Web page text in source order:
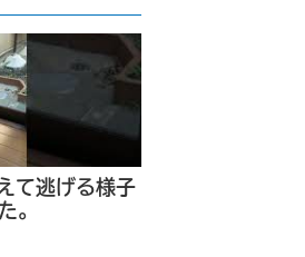
て逃げる様子
。